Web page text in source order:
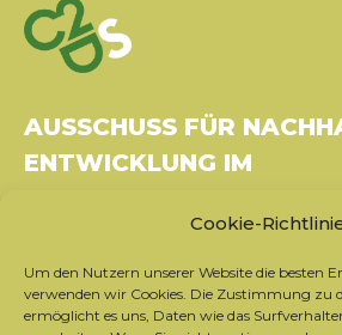
Cookie-
Um den Nutzern unserer Website die besten
verwenden wir Cookies. Die Zustimmung zu
ermöglicht es uns, Daten wie das
AUSSCHUSS FÜR
ENTWICKLUNG IM
37270 Montlouis-sur-Loire
Tel.: 06 26 49 36 81 -